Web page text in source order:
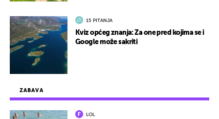
ZABAVA
LOL
15 PITANJA
Kviz općeg znanja: Za one pred kojima se i
Google može sakriti